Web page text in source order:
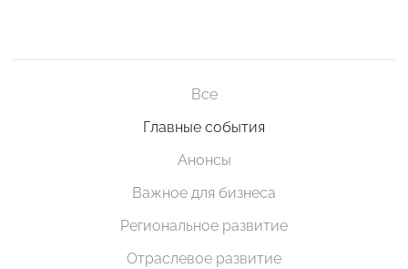
Все
Главные события
Анонсы
Важное для бизнеса
Региональное развитие
Отраслевое развитие